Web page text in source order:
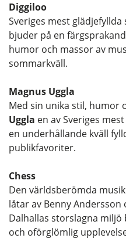
Diggiloo
Sveriges mest
bjuder på en
humor och massor av
sommarkväll.
Magnus Uggla
Med sin unika stil, humor
Uggla en av Sveriges
en underhållande kväll
publikfavoriter.
Chess
Den världsberömda
låtar av Benny Andersson
Dalhallas storslagna
och oförglömlig